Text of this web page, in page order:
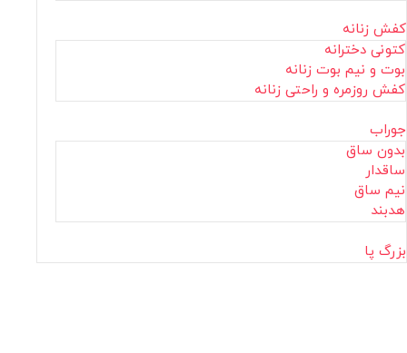
کفش زنانه
کتونی دخترانه
بوت و نیم بوت زنانه
کفش روزمره و راحتی زنانه
جوراب
بدون ساق
ساقدار
نیم ساق
هدبند
بزرگ پا